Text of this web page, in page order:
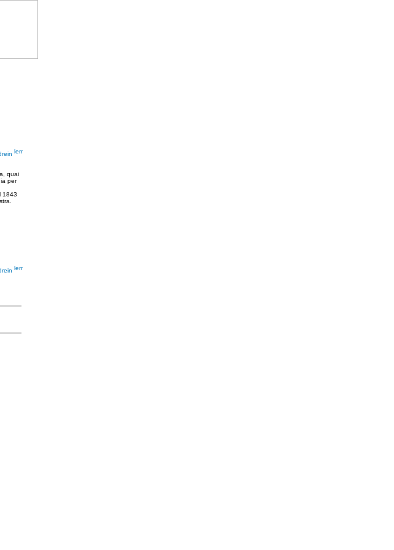
quai
per
1843